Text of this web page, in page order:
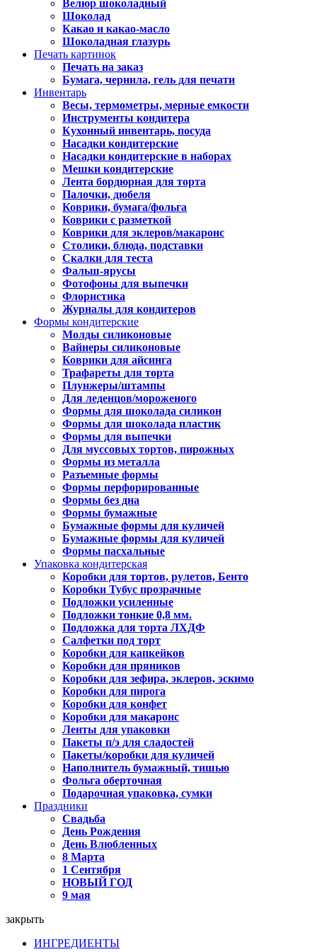
Велюр шоколадный
Шоколад
Какао и какао-масло
Шоколадная глазурь
Печать картинок
Печать на заказ
Бумага, чернила, гель для печати
Инвентарь
Весы, термометры, мерные емкости
Инструменты кондитера
Кухонный инвентарь, посуда
Насадки кондитерские
Насадки кондитерские в наборах
Мешки кондитерские
Лента бордюрная для торта
Палочки, дюбеля
Коврики, бумага/фольга
Коврики с разметкой
Коврики для эклеров/макаронс
Столики, блюда, подставки
Скалки для теста
Фальш-ярусы
Фотофоны для выпечки
Флористика
Журналы для кондитеров
Формы кондитерские
Молды силиконовые
Вайнеры силиконовые
Коврики для айсинга
Трафареты для торта
Плунжеры/штампы
Для леденцов/мороженого
Формы для шоколада силикон
Формы для шоколада пластик
Формы для выпечки
Для муссовых тортов, пирожных
Формы из металла
Разъемные формы
Формы перфорированные
Формы без дна
Формы бумажные
Бумажные формы для куличей
Бумажные формы для куличей
Формы пасхальные
Упаковка кондитерская
Коробки для тортов, рулетов, Бенто
Коробки Тубус прозрачные
Подложки усиленные
Подложки тонкие 0,8 мм.
Подложка для торта ЛХДФ
Салфетки под торт
Коробки для капкейков
Коробки для пряников
Коробки для зефира, эклеров, эскимо
Коробки для пирога
Коробки для конфет
Коробки для макаронс
Ленты для упаковки
Пакеты п/э для сладостей
Пакеты/коробки для куличей
Наполнитель бумажный, тишью
Фольга оберточная
Подарочная упаковка, сумки
Праздники
Свадьба
День Рождения
День Влюбленных
8 Марта
1 Сентября
НОВЫЙ ГОД
9 мая
закрыть
ИНГРЕДИЕНТЫ